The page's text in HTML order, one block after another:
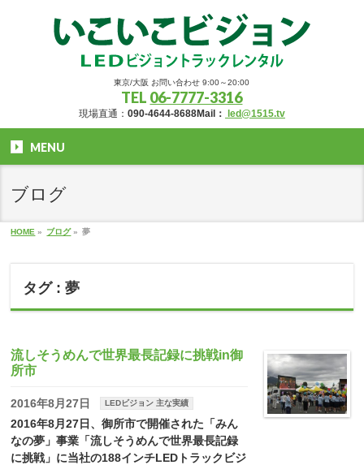
東京/大阪 お問い合わせ 9:00～20:00
TEL 06-7777-3316
現場直通： 090-4644-8688Mail： led@1515.tv
MENU
ブログ
HOME » ブログ» 夢
タグ : 夢
流しそうめんで世界最長記録に挑戦in御
所市
2016年8月27日 LEDビジョン 主な実績
2016年8月27日、御所市で開催された「みん
なの夢」事業「流しそうめんで世界最長記録
に挑戦」に当社の188インチLEDトラックビジ